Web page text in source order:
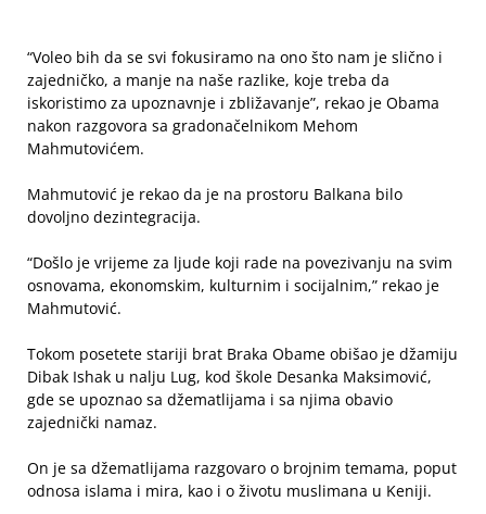
“Voleo bih da se svi fokusiramo na ono što nam je slično i
zajedničko, a manje na naše razlike, koje treba da
iskoristimo za upoznavnje i zbližavanje”, rekao je Obama
nakon razgovora sa gradonačelnikom Mehom
Mahmutovićem.
Mahmutović je rekao da je na prostoru Balkana bilo
dovoljno dezintegracija.
“Došlo je vrijeme za ljude koji rade na povezivanju na svim
osnovama, ekonomskim, kulturnim i socijalnim,” rekao je
Mahmutović.
Tokom posetete stariji brat Braka Obame obišao je džamiju
Dibak Ishak u nalju Lug, kod škole Desanka Maksimović,
gde se upoznao sa džematlijama i sa njima obavio
zajednički namaz.
On je sa džematlijama razgovaro o brojnim temama, poput
odnosa islama i mira, kao i o životu muslimana u Keniji.